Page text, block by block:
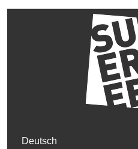
Deutsch